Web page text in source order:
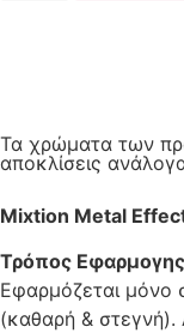
Τα χρώματα των
αποκλίσεις
Mixtion Metal
Τρόπος
Εφαρμόζεται μόνο
(καθαρή &